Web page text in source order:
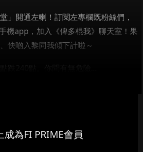
」開通左喇！訂閱左專欄既粉絲們，
機app，加入《俾多棍我》聊天室！果
快啲入黎同我傾下計啦～
成為FI PRIME會員